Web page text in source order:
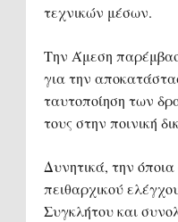
τεχνικών μέσων.
Την Άμεση
για την
ταυτοποίηση των
τους στην ποινική
Δυνητικά, την
πειθαρχικού
Συγκλήτου και